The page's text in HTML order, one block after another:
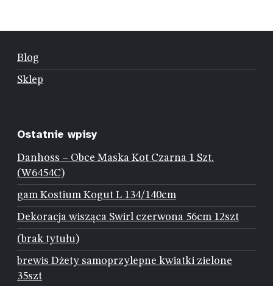
Blog
Sklep
Ostatnie wpisy
Danhoss – Obce Maska Kot Czarna 1 Szt.
(W6454C)
gam Kostium Kogut L 134/140cm
Dekoracja wisząca Swirl czerwona 56cm 12szt
(brak tytułu)
brewis Dżety samoprzylepne kwiatki zielone
35szt